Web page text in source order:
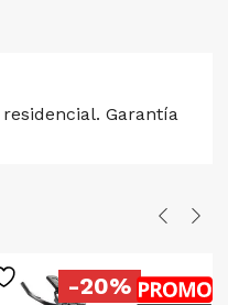
residencial. Garantía
-20%